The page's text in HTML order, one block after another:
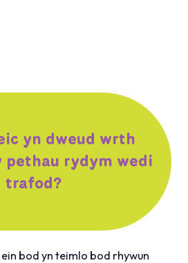
yn dweud wrth
pethau rydym wedi
trafod?
bod yn teimlo bod rhywun